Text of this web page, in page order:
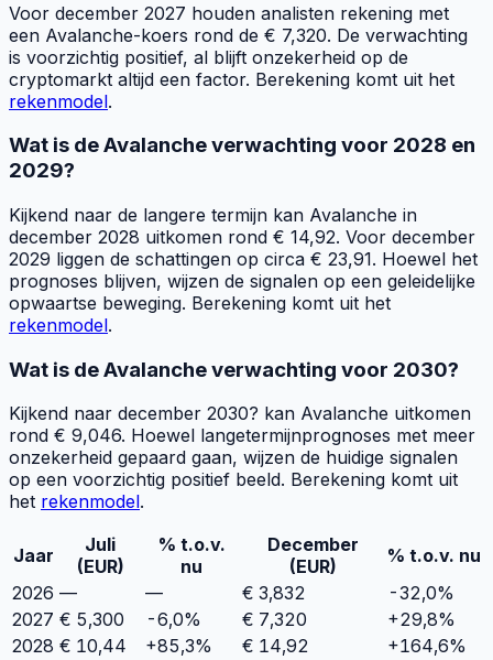
Voor december 2027 houden analisten rekening met
een Avalanche-koers rond de € 7,320. De verwachting
is voorzichtig positief, al blijft onzekerheid op de
cryptomarkt altijd een factor. Berekening komt uit het
rekenmodel.
Wat is de Avalanche verwachting voor 2028 en
2029?
Kijkend naar de langere termijn kan Avalanche in
december 2028 uitkomen rond € 14,92. Voor december
2029 liggen de schattingen op circa € 23,91. Hoewel het
prognoses blijven, wijzen de signalen op een geleidelijke
opwaartse beweging. Berekening komt uit het
rekenmodel.
Wat is de Avalanche verwachting voor 2030?
Kijkend naar december 2030? kan Avalanche uitkomen
rond € 9,046. Hoewel langetermijnprognoses met meer
onzekerheid gepaard gaan, wijzen de huidige signalen
op een voorzichtig positief beeld. Berekening komt uit
het rekenmodel.
Jaar
Juli
(EUR)
% t.o.v.
nu
December
(EUR)
% t.o.v. nu
2026 — — € 3,832 -32,0%
2027 € 5,300 -6,0% € 7,320 +29,8%
2028 € 10,44 +85,3% € 14,92 +164,6%